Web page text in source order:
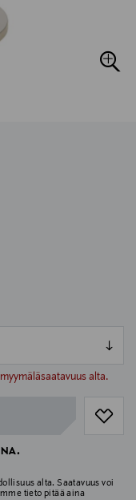
alta.
alta. Saatavuus voi
tieto pitää aina